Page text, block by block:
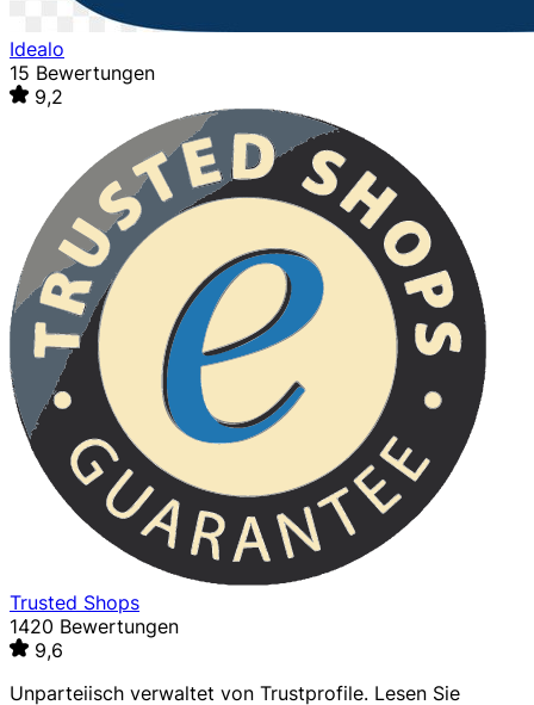
Idealo
15 Bewertungen
9,2
Trusted Shops
1420 Bewertungen
9,6
Unparteiisch verwaltet von Trustprofile. Lesen Sie